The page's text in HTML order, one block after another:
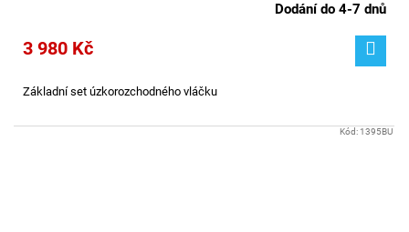
Dodání do 4-7 dnů
3 980 Kč
Základní set úzkorozchodného vláčku
Kód: 1395BU